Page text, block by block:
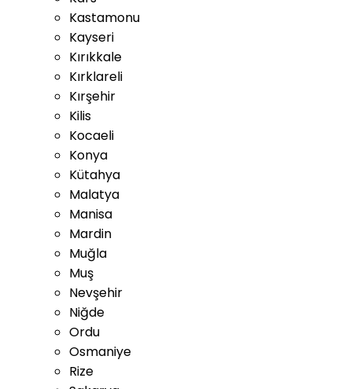
Kastamonu
Kayseri
Kırıkkale
Kırklareli
Kırşehir
Kilis
Kocaeli
Konya
Kütahya
Malatya
Manisa
Mardin
Muğla
Muş
Nevşehir
Niğde
Ordu
Osmaniye
Rize